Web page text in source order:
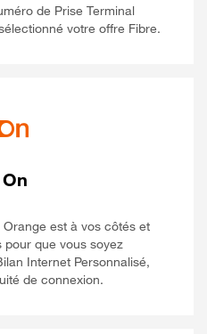
de Prise Terminal
votre offre Fibre.
est à vos côtés et
pour que vous soyez
Internet Personnalisé,
de connexion.